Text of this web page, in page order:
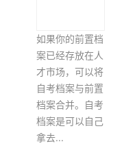
如果你的前置档
案已经存放在人
才市场，可以将
自考档案与前置
档案合并。自考
档案是可以自己
拿去...